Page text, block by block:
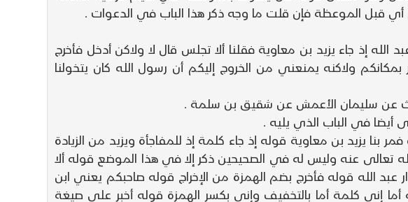
قبل الموعظة فإن قلت ما وجه ذكر هذا الباب في الدعوات .
إذ جاء يزيد بن معاوية فقلنا ألا تجلس قال لا ولاكن أدخل فأخرج
ولاكنه يمنعني من الخروج إليكم أن رسول الله كان يتخولنا
عن سليمان الأعمش عن شقيق بن سلمة .
في الباب الذي يليه .
يزيد بن معاوية قوله إذ جاء كلمة إذ للمفاجأة ويزيد من الزيادة
تعالى عنه وليس له في الصحيحين ذكر إلا في هذا الموضع قوله ألا
عبد الله قوله فأخرج بضم الهمزة من الإخراج قوله صاحبكم يعني ابن
إني كلمة أما بالتخفيف وإني بكسر الهمزة قوله أخبر على صيغة